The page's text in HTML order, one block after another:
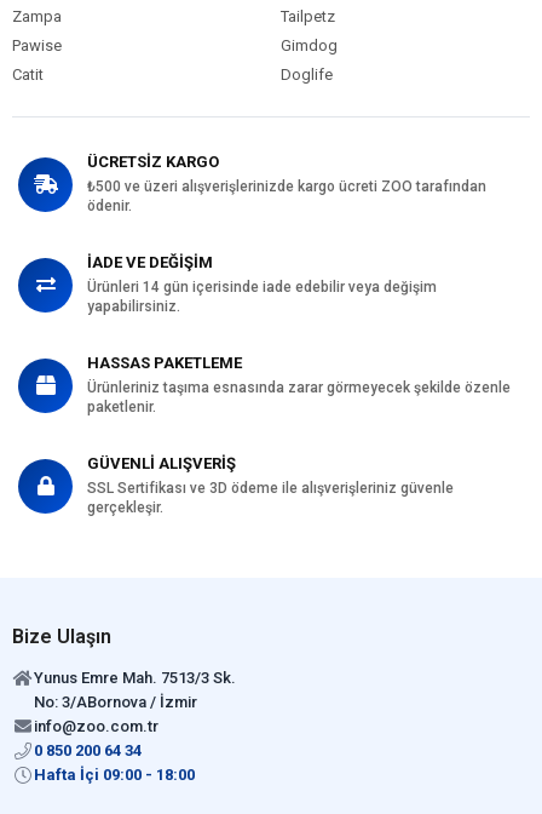
Zampa
Tailpetz
Pawise
Gimdog
Catit
Doglife
ÜCRETSİZ KARGO
₺500 ve üzeri alışverişlerinizde kargo ücreti ZOO tarafından
ödenir.
İADE VE DEĞİŞİM
Ürünleri 14 gün içerisinde iade edebilir veya değişim
yapabilirsiniz.
HASSAS PAKETLEME
Ürünleriniz taşıma esnasında zarar görmeyecek şekilde özenle
paketlenir.
GÜVENLİ ALIŞVERİŞ
SSL Sertifikası ve 3D ödeme ile alışverişleriniz güvenle
gerçekleşir.
Bize Ulaşın
Yunus Emre Mah. 7513/3 Sk.
No: 3/ABornova / İzmir
info@zoo.com.tr
0 850 200 64 34
Hafta İçi 09:00 - 18:00